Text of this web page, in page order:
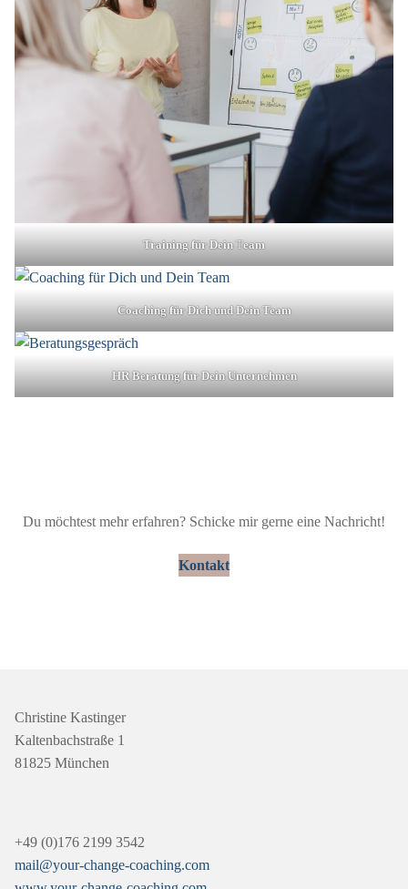
Training für DeinTeam
Coaching für Dich und Dein Team
HR Beratung für Dein Unternehmen
Du möchtest mehr erfahren? Schicke mir gerne eine Nachricht!
Kontakt
Christine Kastinger
Kaltenbachstraße 1
81825 München
+49 (0)176 2199 3542
mail@your-change-coaching.com